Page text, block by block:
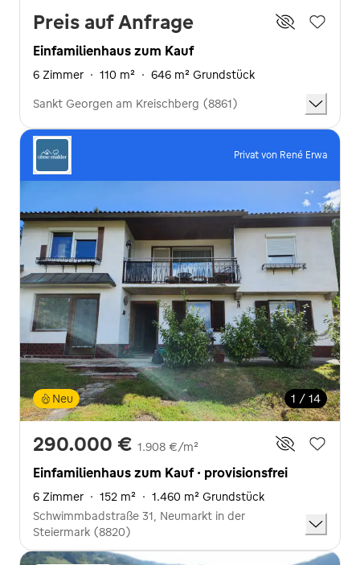
Preis auf Anfrage
Einfamilienhaus zum Kauf
6 Zimmer · 110 m² · 646 m² Grundstück
Sankt Georgen am Kreischberg (8861)
Privat von René Erwa
1 / 14
Neu
290.000 € 1.908 €/m²
Einfamilienhaus zum Kauf · provisionsfrei
6 Zimmer · 152 m² · 1.460 m² Grundstück
Schwimmbadstraße 31, Neumarkt in der
Steiermark (8820)